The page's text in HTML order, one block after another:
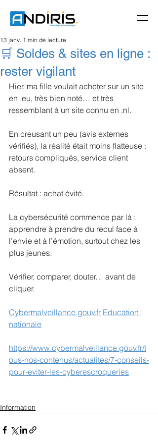
🛒 Soldes & sites en ligne :
rester vigilant
13 janv. 1 min de lecture
Hier, ma fille voulait acheter sur un site
en .eu, très bien noté… et très
ressemblant à un site connu en .nl.
En creusant un peu (avis externes
vérifiés), la réalité était moins flatteuse :
retours compliqués, service client
absent.
Résultat : achat évité.
La cybersécurité commence par là :
apprendre à prendre du recul face à
l’envie et à l’émotion, surtout chez les
plus jeunes.
Vérifier, comparer, douter… avant de
cliquer.
Cybermalveillance.gouv.fr Education
nationale
https://www.cybermalveillance.gouv.fr/t
ous-nos-contenus/actualites/7-conseils-
pour-eviter-les-cyberescroqueries
Information